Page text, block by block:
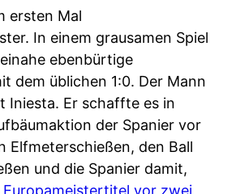
ersten Mal
In einem grausamen Spiel
ebenbürtige
dem üblichen 1:0. Der Mann
Iniesta. Er schaffte es in
der Spanier vor
Elfmeterschießen, den Ball
und die Spanier damit,
Europameistertitel vor zwei